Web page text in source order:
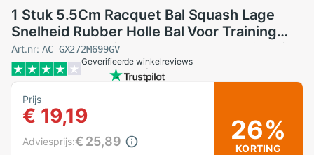
1 Stuk 5.5Cm Racquet Bal Squash Lage
Snelheid Rubber Holle Bal Voor Training
Concurrentie Dikte 5Mm Hoge Elasticiteit
alleen Blauw
Art.nr: AC-GX272M699GV
Geverifieerde winkelreviews
Prijs
€ 19,19
Adviesprijs:€ 25,89 26%
KORTING